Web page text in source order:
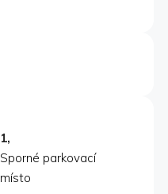
1,
Sporné parkovací
místo